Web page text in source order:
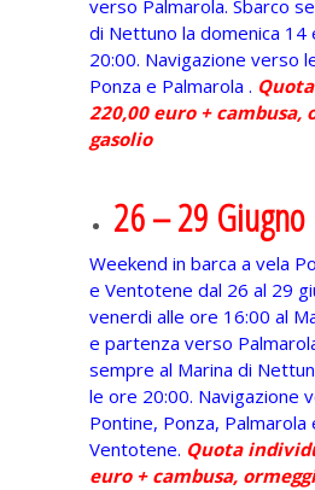
verso Palmarola. Sbarco
di Nettuno la domenica 14
20:00. Navigazione verso
Ponza e Palmarola .
220,00 euro + cambusa,
gasolio
26 – 29 Giugno
Weekend in barca a vela
e Ventotene dal 26 al 29
venerdi alle ore 16:00 al
e partenza verso
sempre al Marina di
le ore 20:00. Navigazione
Pontine, Ponza, Palmarola
Ventotene. Quota
euro + cambusa,